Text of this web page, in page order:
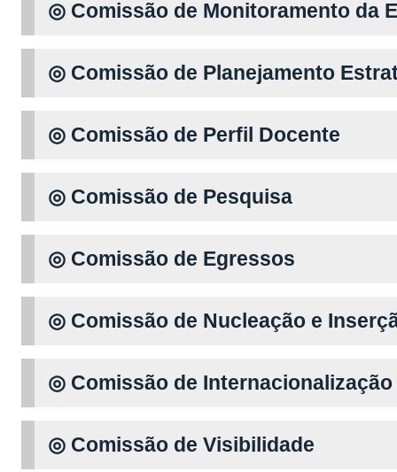
◎ Comissão de Monitoramento da
◎ Comissão de Planejamento
◎ Comissão de Perfil Docente
◎ Comissão de Pesquisa
◎ Comissão de Egressos
◎ Comissão de Nucleação e
◎ Comissão de Internacionalização
◎ Comissão de Visibilidade